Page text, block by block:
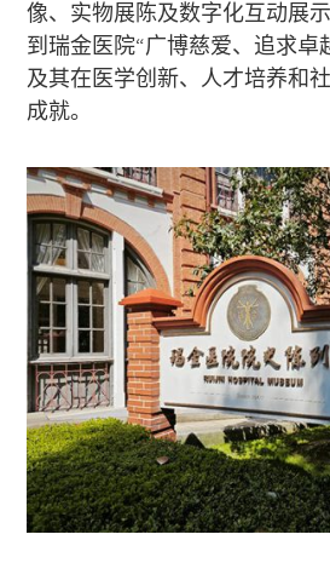
像、实物展陈及数字化互动展
到瑞金医院“广博慈爱、追求卓
及其在医学创新、人才培养和
成就。